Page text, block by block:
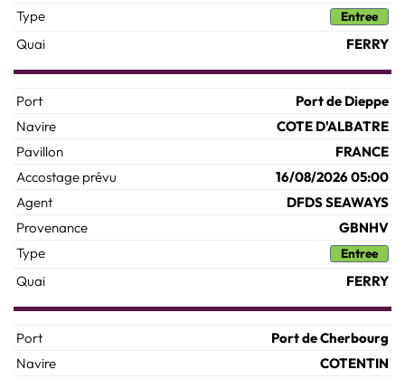
Entree
FERRY
Port de Dieppe
COTE D'ALBATRE
FRANCE
16/08/2026 05:00
DFDS SEAWAYS
GBNHV
Entree
FERRY
Port de Cherbourg
COTENTIN